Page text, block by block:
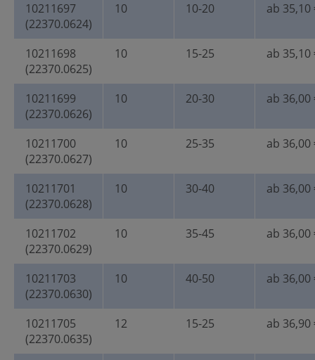
10211697
(22370.0624)
10 10-20 ab 35,10
10211698
(22370.0625)
10 15-25 ab 35,10
10211699
(22370.0626)
10 20-30 ab 36,00
10211700
(22370.0627)
10 25-35 ab 36,00
10211701
(22370.0628)
10 30-40 ab 36,00
10211702
(22370.0629)
10 35-45 ab 36,00
10211703
(22370.0630)
10 40-50 ab 36,00
10211705
(22370.0635)
12 15-25 ab 36,90